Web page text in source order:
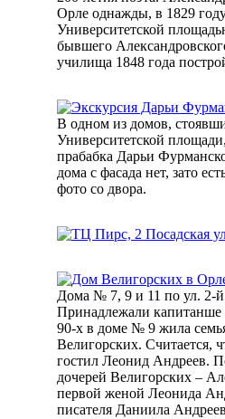
Орле однажды, в 1829
Университетской
бывшего
училища 1848 года
В одном из домов,
Университетской
прабабка Дарьи
дома с фасада нет, зато
фото со двора.
Дома № 7, 9 и 11 по ул. 2-й
Принадлежали
90-х в доме № 9 жила
Велигорских. Считается,
гостил Леонид Андреев.
дочерей Велигорских –
первой женой Леонида
писателя Даниила